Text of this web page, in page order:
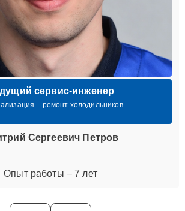
сервис-инженер
– ремонт холодильников
Сергеевич Петров
Опыт работы – 7 лет